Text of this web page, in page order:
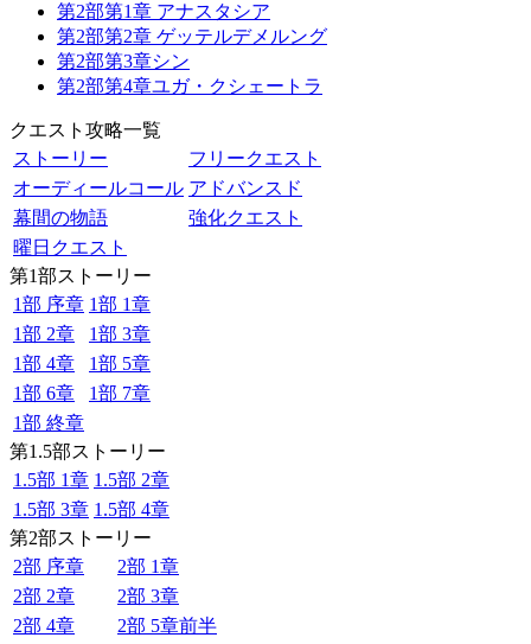
第2部第1章 アナスタシア
第2部第2章 ゲッテルデメルング
第2部第3章シン
第2部第4章ユガ・クシェートラ
クエスト攻略一覧
ストーリー
フリークエスト
オーディールコール アドバンスド
幕間の物語
強化クエスト
曜日クエスト
第1部ストーリー
1部 序章 1部 1章
1部 2章
1部 3章
1部 4章
1部 5章
1部 6章
1部 7章
1部 終章
第1.5部ストーリー
1.5部 1章 1.5部 2章
1.5部 3章 1.5部 4章
第2部ストーリー
2部 序章
2部 1章
2部 2章
2部 3章
2部 4章
2部 5章前半